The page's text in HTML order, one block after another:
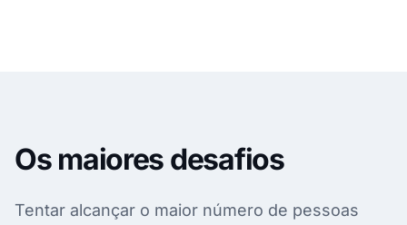
Os maiores desafios
Tentar alcançar o maior número de pessoas